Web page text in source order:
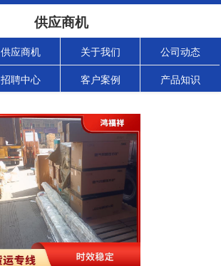
供应商机
供应商机 关于我们 公司动态
招聘中心 客户案例 产品知识